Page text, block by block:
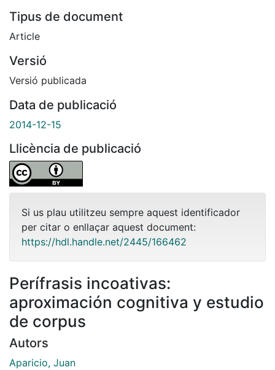
Tipus de document
Article
Versió
Versió publicada
Data de publicació
2014-12-15
Llicència de publicació
Si us plau utilitzeu sempre aquest identificador
per citar o enllaçar aquest document:
https://hdl.handle.net/2445/166462
Perífrasis incoativas:
aproximación cognitiva y estudio
de corpus
Autors
Aparicio, Juan